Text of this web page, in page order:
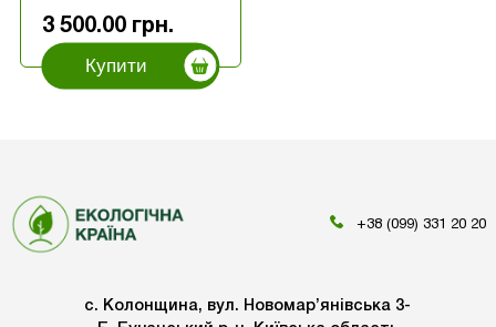
3 500.00 грн.
Купити
+38 (099) 331 20 20
с. Колонщина, вул. Новомар’янівська 3-